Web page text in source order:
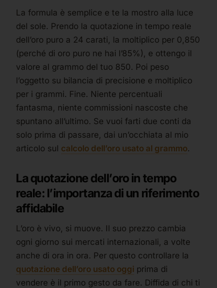
La formula è semplice e te la mostro alla luce
del sole. Prendo la quotazione in tempo reale
dell’oro puro a 24 carati, la moltiplico per 0,850
(perché di oro puro ne hai l’85%), e ottengo il
valore al grammo del tuo 850. Poi peso
l’oggetto su bilancia di precisione e moltiplico
per i grammi. Fine. Niente percentuali
fantasma, niente commissioni nascoste che
spuntano all’ultimo. Se vuoi farti due conti da
solo prima di passare, dai un’occhiata al mio
articolo sul calcolo dell’oro usato al grammo.
La quotazione dell’oro in tempo
reale: l’importanza di un riferimento
affidabile
L’oro è vivo, si muove. Il suo prezzo cambia
ogni giorno sui mercati internazionali, a volte
anche di ora in ora. Per questo controllare la
quotazione dell’oro usato oggi prima di
vendere è il primo gesto da fare. Diffida di chi ti